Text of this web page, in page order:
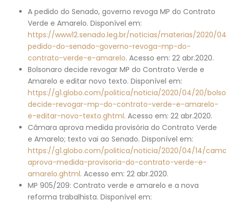
A pedido do Senado, governo revoga MP do Contrato
Verde e Amarelo. Disponível em:
https://www12.senado.leg.br/noticias/materias/2020/
pedido-do-senado-governo-revoga-mp-do-
contrato-verde-e-amarelo. Acesso em: 22 abr.2020.
Bolsonaro decide revogar MP do Contrato Verde e
Amarelo e editar novo texto. Disponível em:
https://g1.globo.com/politica/noticia/2020/04/20/
decide-revogar-mp-do-contrato-verde-e-amarelo-
e-editar-novo-texto.ghtml. Acesso em: 22 abr.2020.
Câmara aprova medida provisória do Contrato Verde
e Amarelo; texto vai ao Senado. Disponível em:
https://g1.globo.com/politica/noticia/2020/04/14/
aprova-medida-provisoria-do-contrato-verde-e-
amarelo.ghtml. Acesso em: 22 abr.2020.
MP 905/209: Contrato verde e amarelo e a nova
reforma trabalhista. Disponível em: